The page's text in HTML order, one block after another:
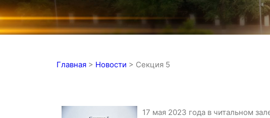
Главная > Новости > Секция 5
17 мая 2023 года в читальном